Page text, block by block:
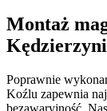
Montaż
Poprawnie
Koźlu zapewnia
bezawaryjność.